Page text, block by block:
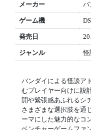
メーカー バ
ゲーム機 DS
発売日
ジャンル 怪
バンダイによる怪談ア
むプレイヤー向けに設
開や緊張感あふれるシ
さまざまな選択肢を通
ーマにした魅力的なコ